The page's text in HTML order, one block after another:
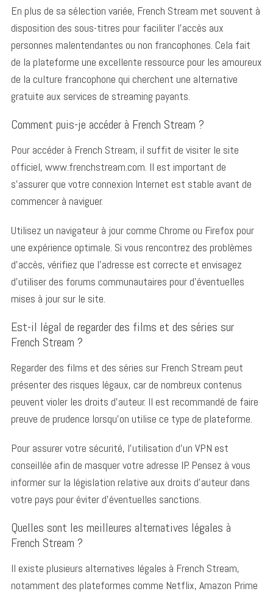
En plus de sa sélection variée, French Stream met souvent à
disposition des sous-titres pour faciliter l’accès aux
personnes malentendantes ou non francophones. Cela fait
de la plateforme une excellente ressource pour les amoureux
de la culture francophone qui cherchent une alternative
gratuite aux services de streaming payants.
Comment puis-je accéder à French Stream ?
Pour accéder à French Stream, il suffit de visiter le site
officiel, www.frenchstream.com. Il est important de
s’assurer que votre connexion Internet est stable avant de
commencer à naviguer.
Utilisez un navigateur à jour comme Chrome ou Firefox pour
une expérience optimale. Si vous rencontrez des problèmes
d’accès, vérifiez que l’adresse est correcte et envisagez
d’utiliser des forums communautaires pour d’éventuelles
mises à jour sur le site.
Est-il légal de regarder des films et des séries sur
French Stream ?
Regarder des films et des séries sur French Stream peut
présenter des risques légaux, car de nombreux contenus
peuvent violer les droits d’auteur. Il est recommandé de faire
preuve de prudence lorsqu’on utilise ce type de plateforme.
Pour assurer votre sécurité, l’utilisation d’un VPN est
conseillée afin de masquer votre adresse IP. Pensez à vous
informer sur la législation relative aux droits d’auteur dans
votre pays pour éviter d’éventuelles sanctions.
Quelles sont les meilleures alternatives légales à
French Stream ?
Il existe plusieurs alternatives légales à French Stream,
notamment des plateformes comme Netflix, Amazon Prime
e
a
c
f
o